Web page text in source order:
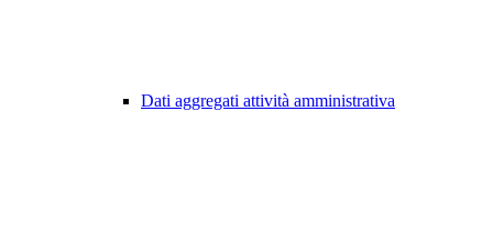
Dati aggregati attività amministrativa